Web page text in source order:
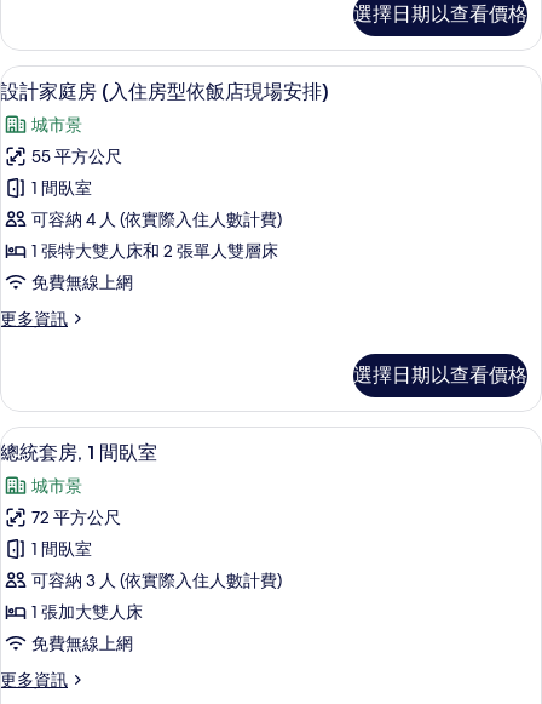
所
有
相
片
客
房,
無
礙
的
詳
情
選擇日期以查看價格
顯
示
設
計
家
庭
房
(入
住
型
依
飯
店
現
場
安
排)
的
所
設計家庭房 (入住房型依飯店現場安
11
設計家庭房 (入住房型依飯店現場安排)
城市景
55 平方公尺
1 間臥室
可容納 4 人 (依實際入住人數計費)
1 張特大雙人床和 2 張單人雙層床
免費無線上網
更多資訊
更
家
庭
房
住
房
型
依
飯
店
現
場
排)
選擇日期以查看價格
顯
示
總
統
套
房,
1
間
臥
總統套房, 1 間臥室 | 客房內保險箱、
12
總統套房, 1 間臥室
城市景
72 平方公尺
1 間臥室
可容納 3 人 (依實際入住人數計費)
1 張加大雙人床
免費無線上網
更多資訊
更